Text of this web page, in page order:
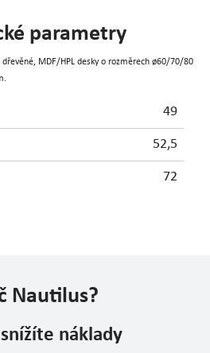
parametry
MDF/HPL desky o rozměrech ø60/70/80
49
52,5
72
Nautilus?
náklady